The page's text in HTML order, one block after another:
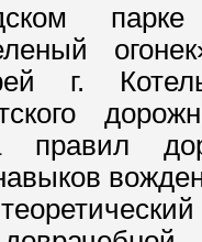
парке
г.
правил